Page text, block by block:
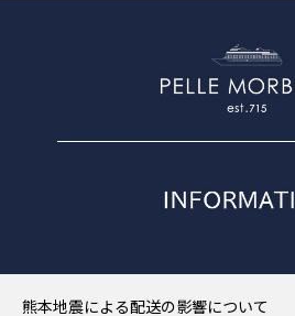
熊本地震による配送の影響について